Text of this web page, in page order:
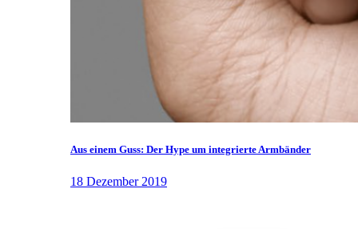
Aus einem Guss: Der Hype um integrierte Armbänder
18 Dezember 2019